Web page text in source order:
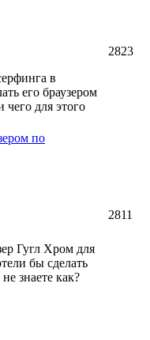
в
его браузером
чего для этого
2823
по
Гугл Хром для
бы сделать
знаете как?
2811